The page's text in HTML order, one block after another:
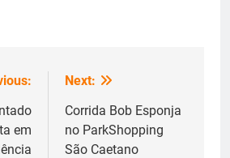
em
Next:
Corrida Bob Esponja
no ParkShopping
São Caetano